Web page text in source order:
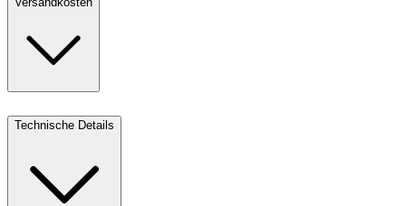
Technische Details